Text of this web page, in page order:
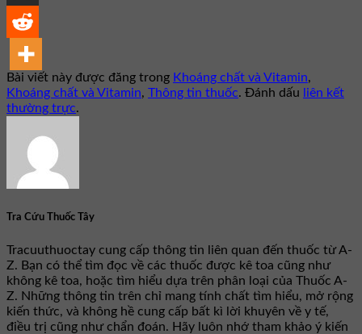
Bài viết này được đăng trong Khoáng chất và Vitamin,
Khoáng chất và Vitamin, Thông tin thuốc. Đánh dấu
liên kết
thường trực.
Tra Cứu Thuốc Tây
Tracuuthuoctay cung cấp thông tin liên quan đến thuốc từ A-
Z. Bạn có thể tìm đọc về các thuốc được kê toa cũng như
không kê toa, hoặc tìm hiểu dựa trên phân loại của Thuốc A-
Z. Những thông tin trên chỉ mang tính chất tìm hiểu, mở rộng
kiến thức, và không hề cung cấp bất kì lời khuyên về y tế,
điều trị cũng như chẩn đoán. Hãy luôn nhớ tham khảo ý kiến